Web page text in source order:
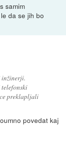
samim
da se jih bo
inžinerji.
preklapljali
povedat kaj